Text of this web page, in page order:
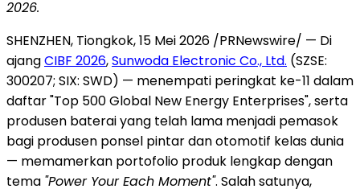
2026.
SHENZHEN, Tiongkok, 15 Mei 2026 /PRNewswire/ — Di
ajangCIBF 2026,Sunwoda Electronic Co., Ltd. (SZSE:
300207; SIX: SWD) — menempati peringkat ke-11 dalam
daftar "Top 500 Global New Energy Enterprises", serta
produsen baterai yang telah lama menjadi pemasok
bagi produsen ponsel pintar dan otomotif kelas dunia
— memamerkan portofolio produk lengkap dengan
tema "Power Your Each Moment". Salah satunya,